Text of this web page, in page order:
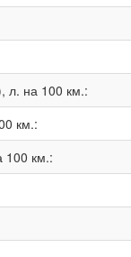
л. на 100 км.:
км.:
100 км.: